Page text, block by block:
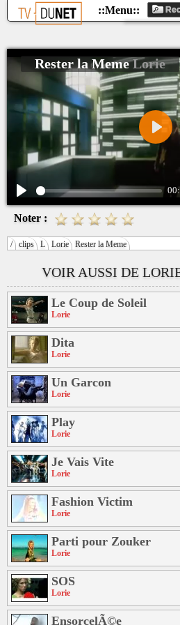
Play
Play
Rester la MemeLorie
/ clips L Lorie Rester la Meme
VOIR AUSSI DE
Le Coup de Soleil
Lorie
Dita
Lorie
Un Garcon
Lorie
Play
Lorie
Je Vais Vite
Lorie
Fashion Victim
Lorie
Parti pour Zouker
Lorie
SOS
Lorie
EnsorcelÃ©e
Noter :